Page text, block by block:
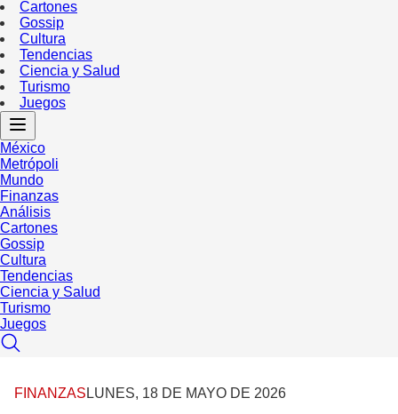
Cartones
Gossip
Cultura
Tendencias
Ciencia y Salud
Turismo
Juegos
México
Metrópoli
Mundo
Finanzas
Análisis
Cartones
Gossip
Cultura
Tendencias
Ciencia y Salud
Turismo
Juegos
FINANZAS LUNES, 18 DE MAYO DE 2026